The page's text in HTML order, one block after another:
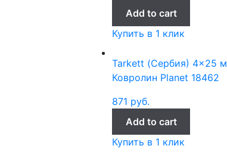
Add to cart
Купить в 1 клик
Tarkett (Сербия) 4x25 м
Ковролин Planet 18462
871 руб.
Add to cart
Купить в 1 клик